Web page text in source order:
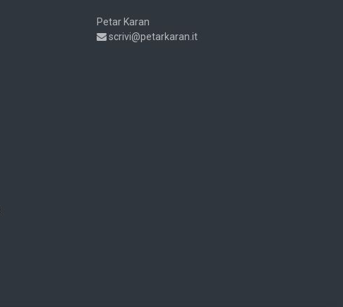
Petar Karan
scrivi@petarkaran.it